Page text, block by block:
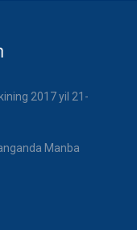
2017 yil 21-
Manba